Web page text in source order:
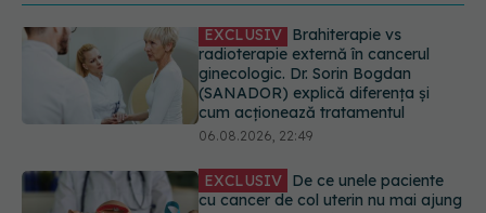
EXCLUSIV De ce unele paciente
cu cancer de col uterin nu mai ajung
la operație. Dr. Sorin Bogdan
(SANADOR): Intervenția
chirurgicală, doar în situații
06.08.2026, 20:45